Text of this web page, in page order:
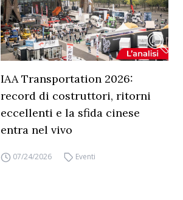
IAA Transportation 2026:
record di costruttori, ritorni
eccellenti e la sfida cinese
entra nel vivo
07/24/2026 Eventi